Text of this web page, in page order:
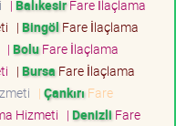
| BalıkesirFare İlaçlama
| Bingöl Fare İlaçlama
| BoluFare İlaçlama
| Bursa Fare İlaçlama
| Çankırı Fare
Hizmeti | Denizli Fare